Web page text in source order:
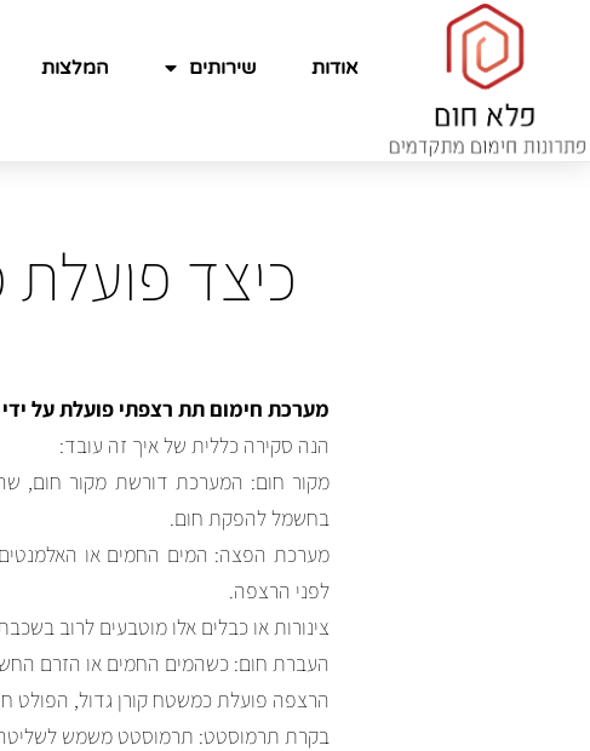
אודות שירותים המלצות
כיצד
מערכת חימום תת רצפתי פועלת על
הנה סקירה כללית של איך זה עובד:
מקור חום: המערכת דורשת מקור חום,
בחשמל להפקת חום.
מערכת הפצה: המים החמים או
לפני הרצפה.
צינורות או כבלים אלו מוטבעים לרוב
העברת חום: כשהמים החמים או הזרם
הרצפה פועלת כמשטח קורן גדול, הפולט
בקרת תרמוסטט: תרמוסטט משמש